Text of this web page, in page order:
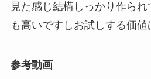
見た感じ結構しっかり作ら
も高いですしお試しする価値
参考動画